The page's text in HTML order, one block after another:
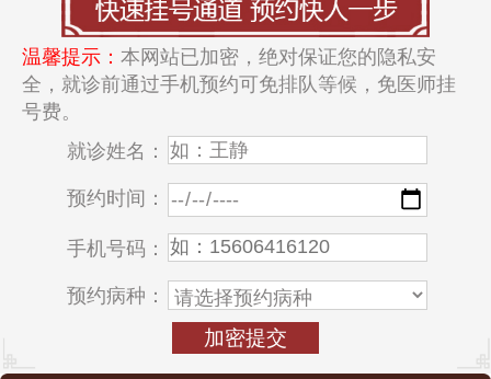
温馨提示：本网站已加密，绝对保证您的隐私安
全，就诊前通过手机预约可免排队等候，免医师挂
号费。
就诊姓名：
预约时间：
手机号码：
预约病种：